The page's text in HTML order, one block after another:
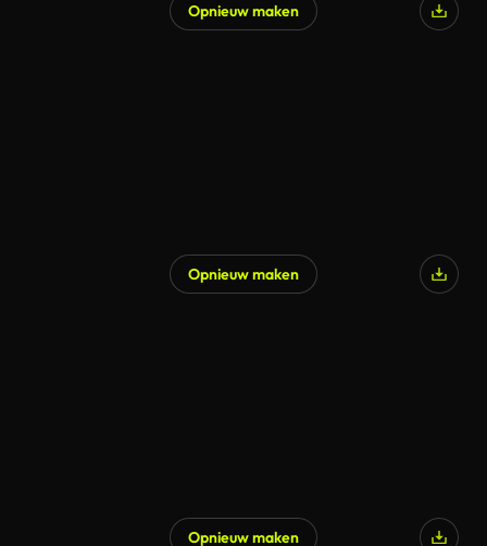
Opnieuw maken
Opnieuw maken
Opnieuw maken